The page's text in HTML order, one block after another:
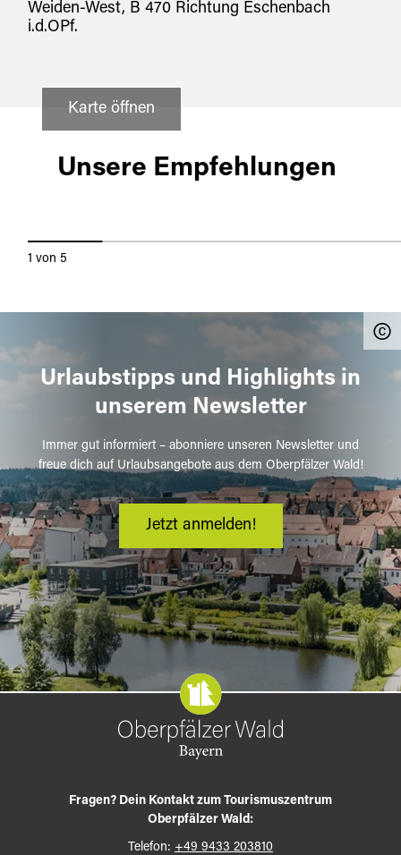
Weiden-West, B 470 Richtung Eschenbach
i.d.OPf.
Karte öffnen
Unsere Empfehlungen
Speinshart
1 von5
Urlaubstipps und Highlights in
unserem Newsletter
Immer gut informiert – abonniere unseren Newsletter und
freue dich auf Urlaubsangebote aus dem Oberpfälzer Wald!
Jetzt anmelden!
Fragen? Dein Kontakt zum Tourismuszentrum
Oberpfälzer Wald:
Telefon: +49 9433 203810